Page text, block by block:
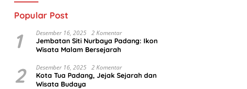
Popular Post
1 Desember 16, 2025 2 Komentar
Jembatan Siti Nurbaya Padang: Ikon
Wisata Malam Bersejarah
2 Desember 16, 2025 2 Komentar
Kota Tua Padang, Jejak Sejarah dan
Wisata Budaya